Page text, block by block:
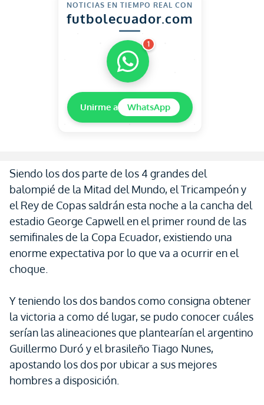
NOTICIAS EN TIEMPO REAL CON
futbolecuador.com
1
Unirme a WhatsApp
Siendo los dos parte de los 4 grandes del
balompié de la Mitad del Mundo, el Tricampeón y
el Rey de Copas saldrán esta noche a la cancha del
estadio George Capwell en el primer round de las
semifinales de la Copa Ecuador, existiendo una
enorme expectativa por lo que va a ocurrir en el
choque.
Y teniendo los dos bandos como consigna obtener
la victoria a como dé lugar, se pudo conocer cuáles
serían las alineaciones que plantearían el argentino
Guillermo Duró y el brasileño Tiago Nunes,
apostando los dos por ubicar a sus mejores
hombres a disposición.